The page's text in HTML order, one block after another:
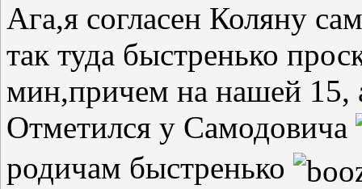
Ага,я согласен Коляну
так туда быстренько
мин,причем на нашей 15,
Отметился у Самодовича
родичам быстренько